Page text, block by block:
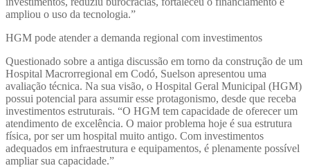
ampliou o uso da tecnologia.”
HGM pode atender a demanda regional com investimentos
Questionado sobre a antiga discussão em torno da construção de um
Hospital Macrorregional em Codó, Suelson apresentou uma
avaliação técnica. Na sua visão, o Hospital Geral Municipal (HGM)
possui potencial para assumir esse protagonismo, desde que receba
investimentos estruturais. “O HGM tem capacidade de oferecer um
atendimento de excelência. O maior problema hoje é sua estrutura
física, por ser um hospital muito antigo. Com investimentos
adequados em infraestrutura e equipamentos, é plenamente possível
ampliar sua capacidade.”